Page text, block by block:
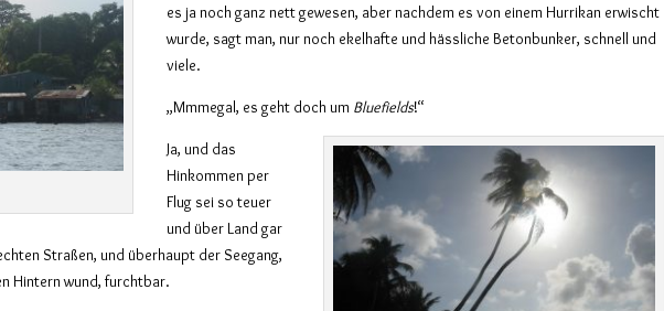
es ja noch ganz nett gewesen, aber nachdem es von einem Hurrikan erwischt
wurde, sagt man, nur noch ekelhafte und hässliche Betonbunker, schnell und
viele.
„Mmmegal, es geht doch um Bluefields!“
Ja, und das
Hinkommen per
Flug sei so teuer
und über Land gar
Straßen, und überhaupt der Seegang,
Hintern wund, furchtbar.